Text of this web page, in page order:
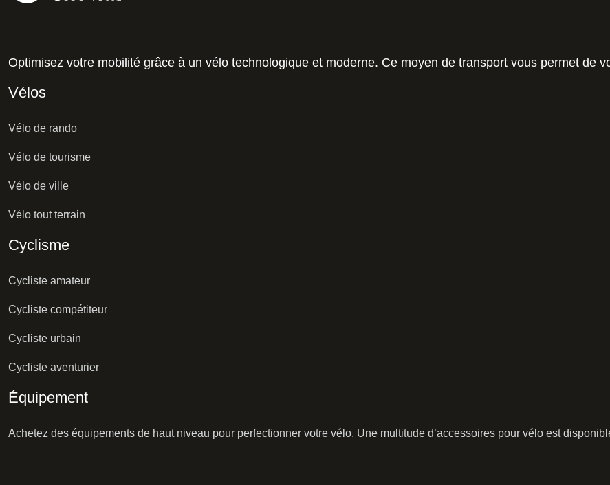
Optimisez votre mobilité grâce à un vélo technologique et moderne. Ce moyen de transport vous permet de
Vélos
Vélo de rando
Vélo de tourisme
Vélo de ville
Vélo tout terrain
Cyclisme
Cycliste amateur
Cycliste compétiteur
Cycliste urbain
Cycliste aventurier
Équipement
Achetez des équipements de haut niveau pour perfectionner votre vélo. Une multitude d’accessoires pour vélo est